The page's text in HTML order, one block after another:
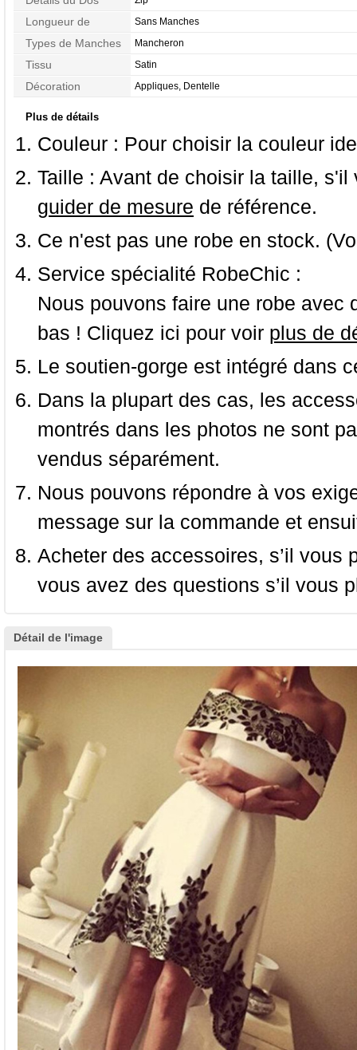
Longueur de
Manches
Sans Manches
Types de Manches Mancheron
Tissu Satin
Décoration Appliques, Dentelle
Plus de détails
Couleur : Pour choisir la couleur
Taille : Avant de choisir la taille,
guider de mesure de référence.
Ce n'est pas une robe en stock.
Service spécialité RobeChic :
Nous pouvons faire une robe
bas ! Cliquez ici pour voir plus de
Le soutien-gorge est intégré dans
Dans la plupart des cas, les
montrés dans les photos ne sont
vendus séparément.
Nous pouvons répondre à vos
message sur la commande et
Acheter des accessoires, s’il
vous avez des questions s’il vous
Détail de l'image